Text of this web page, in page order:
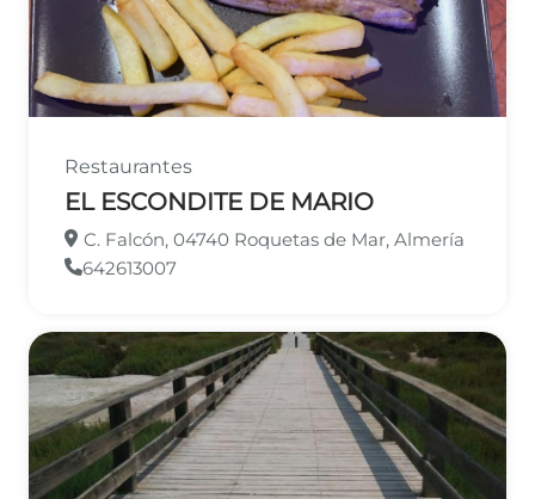
Restaurantes
EL ESCONDITE DE MARIO
C. Falcón, 04740 Roquetas de Mar, Almería
642613007